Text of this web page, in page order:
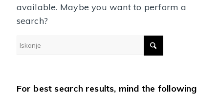
available. Maybe you want to perform a
search?
For best search results, mind the following